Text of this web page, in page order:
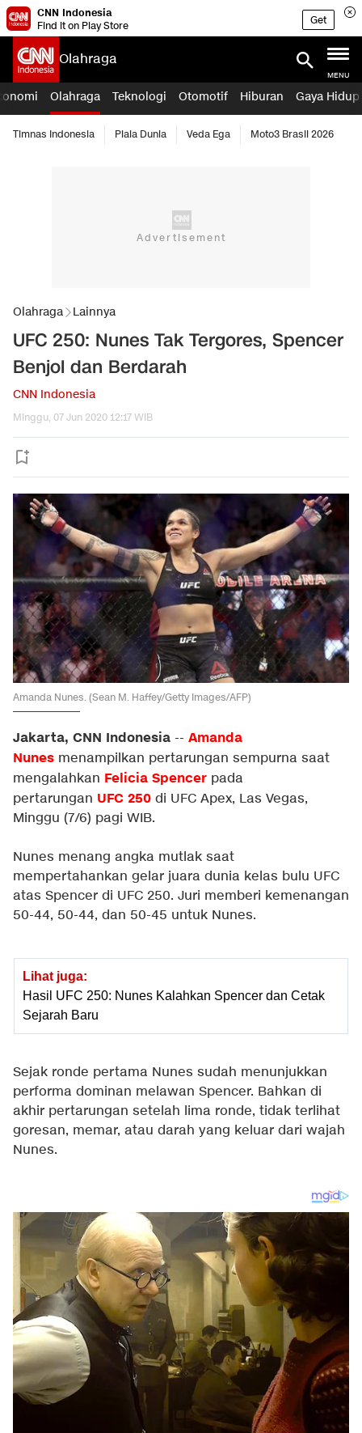
CNN Indonesia
Find it on Play Store
Get
Olahraga
MENU
Olahraga Teknologi Otomotif Hiburan Gaya Hidup
Timnas Indonesia Piala Dunia Veda Ega Moto3 Brasil 2026
Olahraga Lainnya
UFC 250: Nunes Tak Tergores, Spencer
Benjol dan Berdarah
CNN Indonesia
Minggu, 07 Jun 2020 12:17 WIB
Amanda Nunes. (Sean M. Haffey/Getty Images/AFP)
Jakarta, CNN Indonesia -- Amanda
Nunes menampilkan pertarungan sempurna saat
mengalahkan Felicia Spencer pada
pertarungan UFC 250 di UFC Apex, Las Vegas,
Minggu (7/6) pagi WIB.
Nunes menang angka mutlak saat
mempertahankan gelar juara dunia kelas bulu UFC
atas Spencer di UFC 250. Juri memberi kemenangan
50-44, 50-44, dan 50-45 untuk Nunes.
Lihat juga:
Hasil UFC 250: Nunes Kalahkan Spencer dan Cetak
Sejarah Baru
Sejak ronde pertama Nunes sudah menunjukkan
performa dominan melawan Spencer. Bahkan di
akhir pertarungan setelah lima ronde, tidak terlihat
goresan, memar, atau darah yang keluar dari wajah
Nunes.